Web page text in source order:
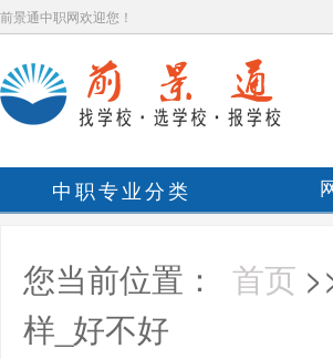
前景通中职网欢迎您！
中职专业分类
您当前位置： 首页
样_好不好